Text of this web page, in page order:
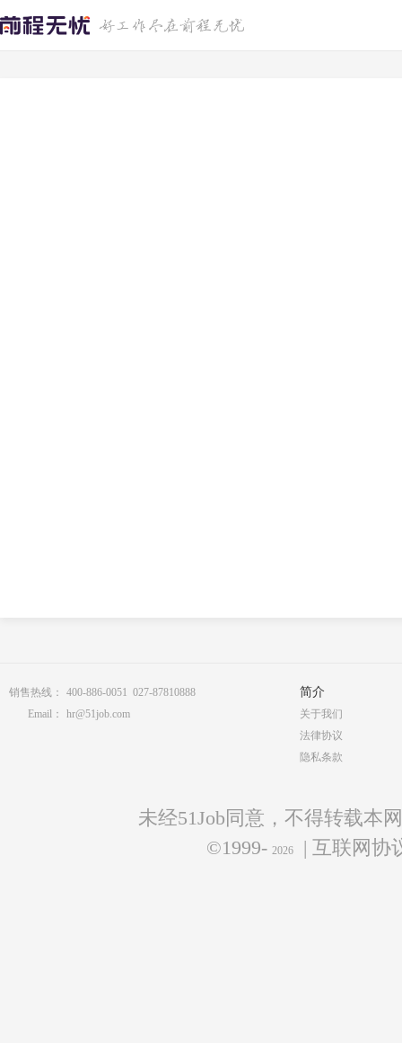
销售热线：
400-886-0051 027-87810888
Email：
hr@51job.com
简介
关于我们
法律协议
隐私条款
未经51Job同意，不得转载本
©1999- 2026 | 互联网协